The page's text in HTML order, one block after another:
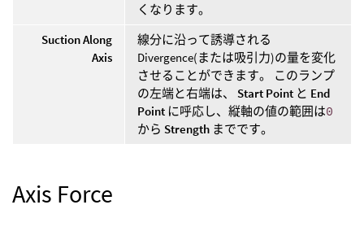
くなります。
Suction Along
Axis
線分に沿って誘導される
Divergence(または吸引力)の量を変化
させることができます。 このランプ
の左端と右端は、 Start Point と End
Point に呼応し、縦軸の値の範囲は0
から Strength までです。
Axis Force